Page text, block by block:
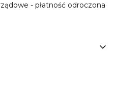
- płatność odroczona